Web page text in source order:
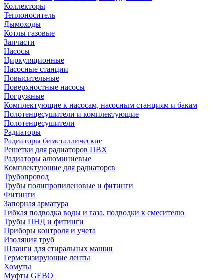
Коллекторы
Теплоноситель
Дымоходы
Котлы газовые
Запчасти
Насосы
Циркуляционные
Насосные станции
Повысительные
Поверхностные насосы
Погружные
Комплектующие к насосам, насосным станциям и бакам
Полотенцесушители и комплектующие
Полотенцесушители
Радиаторы
Радиаторы биметаллические
Решетки для радиаторов ПВХ
Радиаторы алюминиевые
Комплектующие для радиаторов
Трубопровод
Трубы полипропиленовые и фитинги
Фитинги
Запорная арматура
Гибкая подводка воды и газа, подводки к смесителю
Трубы ПНД и фитинги
Приборы контроля и учета
Изоляция труб
Шланги для стиральных машин
Герметизирующие ленты
Хомуты
Муфты GEBO